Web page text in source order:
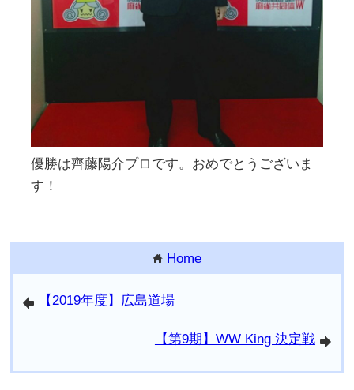
優勝は齊藤陽介プロです。おめでとうございま
す！
home Home
arrowleft 【2019年度】広島道場
arrowright
【第9期】WW King 決定戦